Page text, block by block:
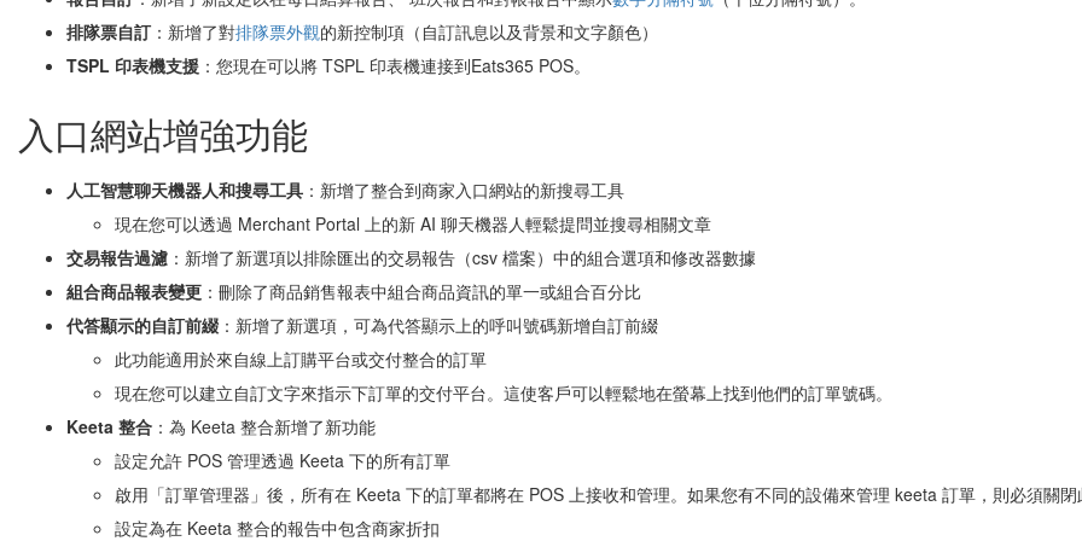
排隊票自訂：新增了對排隊票外觀的新控制項（自訂訊息以及背景和文字顏色）
TSPL 印表機支援 ：您現在可以將 TSPL 印表機連接到Eats365 POS。
入口網站增強功能
人工智慧聊天機器人和搜尋工具 ：新增了整合到商家入口網站的新搜尋工具
現在您可以透過 Merchant Portal 上的新 AI 聊天機器人輕鬆提問並搜尋相關文章
交易報告過濾 ：新增了新選項以排除匯出的交易報告（csv 檔案）中的組合選項和修改器數據
組合商品報表變更 ：刪除了商品銷售報表中組合商品資訊的單一或組合百分比
代答顯示的自訂前綴 ：新增了新選項，可為代答顯示上的呼叫號碼新增自訂前綴
此功能適用於來自線上訂購平台或交付整合的訂單
現在您可以建立自訂文字來指示下訂單的交付平台。這使客戶可以輕鬆地在螢幕上找到他們的訂單號碼。
Keeta 整合 ：為 Keeta 整合新增了新功能
設定允許 POS 管理透過 Keeta 下的所有訂單
啟用「訂單管理器」後，所有在 Keeta 下的訂單都將在 POS 上接收和管理。如果您有不同的設備來管理 keeta 訂單，則必須關閉
設定為在 Keeta 整合的報告中包含商家折扣